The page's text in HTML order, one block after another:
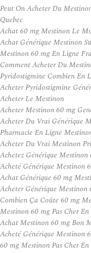
Peut On Acheter Du
Quebec
Achat 60 mg Mestinon Le
Achat Générique Mestinon
Mestinon 60 mg En Ligne
Comment Acheter Du
Pyridostigmine Combien En
Acheter Pyridostigmine
Acheter Le Mestinon
Acheter Mestinon 60 mg
Acheter Du Vrai Générique
Pharmacie En Ligne
Acheter Du Vrai Mestinon
Achetez Générique
Acheté Générique Mestinon
Achat Générique 60 mg
Acheter Générique Mestinon
Combien Ça Coûte 60 mg
Mestinon 60 mg Pas Cher
Achat Mestinon 60 mg Bon
Acheté Générique Mestinon
60 mg Mestinon Pas Cher